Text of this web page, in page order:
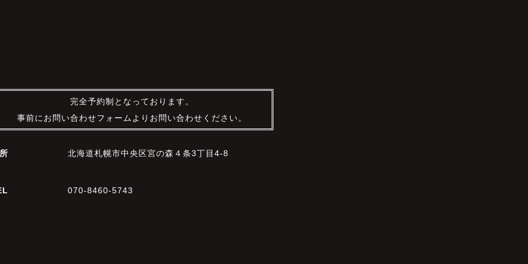
完全予約制となっております。
事前にお問い合わせフォームよりお問い合わせください。
北海道札幌市中央区宮の森４条3丁目4-8
070-8460-5743